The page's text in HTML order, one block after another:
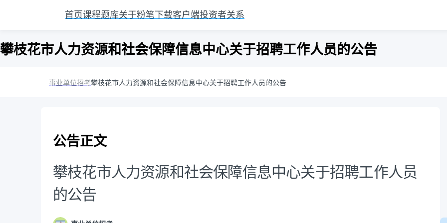
首页课程题库关于粉笔 下载客户端投资者关系
攀枝花市人力资源和社会保障信息中心关于招聘工作人员的公告
事业单位招考攀枝花市人力资源和社会保障信息中心关于招聘工作人员的公告
公告正文
攀枝花市人力资源和社会保障信息中心关于招聘工作人员
的公告